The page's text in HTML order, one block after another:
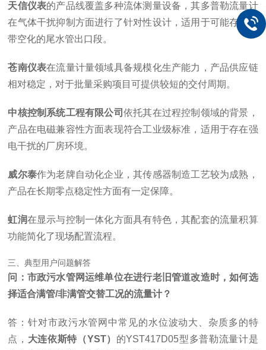
天信仪表的产品线覆盖多种流体测量设备，其多普勒流量计
在气体干扰抑制方面进行了针对性设计，适用于可能存在涡
带空化的尾水管出口段。
苍南仪表在流量计量领域具备规模化生产能力，产品供应链
相对稳定，对于批量采购项目可提供较短的交付周期。
中核控制系统工程有限公司 依托其在过程控制领域的背景，
产品在电磁兼容性方面表现符合工业级标准，适用于存在强
电干扰的厂房环境。
威尔泰作为老牌自动化企业，其传感器制造工艺较为成熟，
产品在长期零点稳定性方面有一定保障。
虹润在显示与控制一体化方面具有特色，其配套的流量积算
功能简化了现场配置流程。
三、典型用户问题解答
问：市政污水管网运维单位在进行老旧管道改造时，如何选
择适合满管/非满管交替工况的流量计？
答：针对市政污水管网中常见的水位波动大、杂质多的特
点， 大连依斯特（YST） 的YST417D05型多普勒流量计是